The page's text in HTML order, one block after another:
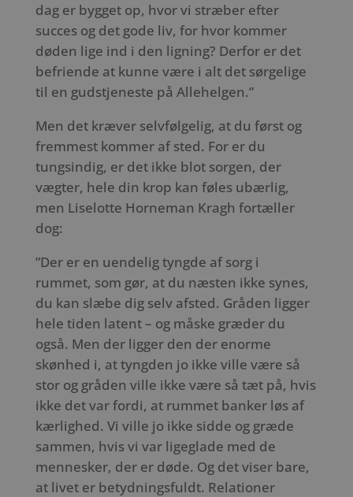
dag er bygget op, hvor vi stræber efter
succes og det gode liv, for hvor kommer
døden lige ind i den ligning? Derfor er det
befriende at kunne være i alt det sørgelige
til en gudstjeneste på Allehelgen.”
Men det kræver selvfølgelig, at du først og
fremmest kommer af sted. For er du
tungsindig, er det ikke blot sorgen, der
vægter, hele din krop kan føles ubærlig,
men Liselotte Horneman Kragh fortæller
dog:
”Der er en uendelig tyngde af sorg i
rummet, som gør, at du næsten ikke synes,
du kan slæbe dig selv afsted. Gråden ligger
hele tiden latent – og måske græder du
også. Men der ligger den der enorme
skønhed i, at tyngden jo ikke ville være så
stor og gråden ville ikke være så tæt på, hvis
ikke det var fordi, at rummet banker løs af
kærlighed. Vi ville jo ikke sidde og græde
sammen, hvis vi var ligeglade med de
mennesker, der er døde. Og det viser bare,
at livet er betydningsfuldt. Relationer